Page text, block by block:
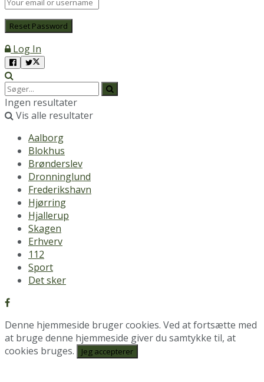
Log In
Ingen resultater
Vis alle resultater
Aalborg
Blokhus
Brønderslev
Dronninglund
Frederikshavn
Hjørring
Hjallerup
Skagen
Erhverv
112
Sport
Det sker
Denne hjemmeside bruger cookies. Ved at fortsætte med
at bruge denne hjemmeside giver du samtykke til, at
cookies bruges.
Jeg accepterer